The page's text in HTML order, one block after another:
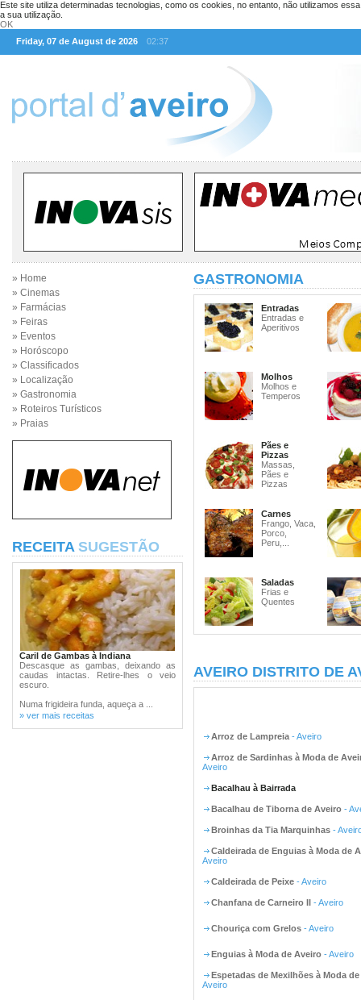
Este site utiliza determinadas tecnologias, como os cookies, no entanto, não utilizamos
a sua utilização.
OK
Friday, 07 de August de 2026
02:37
» Home
» Cinemas
» Farmácias
» Feiras
» Eventos
» Horóscopo
» Classificados
» Localização
» Gastronomia
» Roteiros Turísticos
» Praias
RECEITA SUGESTÃO
Caril de Gambas à Indiana
Descasque as gambas, deixando as
caudas intactas. Retire-lhes o veio
escuro.
Numa frigideira funda, aqueça a ...
» ver mais receitas
GASTRONOMIA
Entradas
Entradas e
Aperitivos
Molhos
Molhos e
Temperos
Pães e
Pizzas
Massas,
Pães e
Pizzas
Carnes
Frango, Vaca,
Porco,
Peru,...
Saladas
Frias e
Quentes
AVEIRO DISTRITO DE
Arroz de Lampreia - Aveiro
Arroz de Sardinhas à Moda de
Aveiro
Bacalhau à Bairrada
Bacalhau de Tiborna de Aveiro -
Broinhas da Tia Marquinhas -
Caldeirada de Enguias à Moda de
Aveiro
Caldeirada de Peixe - Aveiro
Chanfana de Carneiro II - Aveiro
Chouriça com Grelos - Aveiro
Enguias à Moda de Aveiro - Aveiro
Espetadas de Mexilhões à Moda
Aveiro